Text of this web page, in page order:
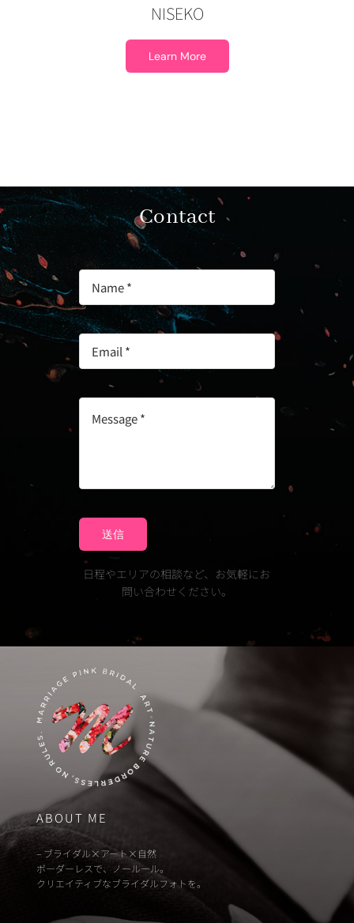
NISEKO
Learn More
Contact
送信
日程やエリアの相談など、お気軽にお
問い合わせください。
ABOUT ME
– ブライダル×アート×自然
ボーダーレスで、ノールール。
クリエイティブなブライダルフォトを。